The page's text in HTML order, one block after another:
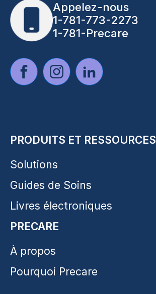
Appelez-nous
1-781-773-2273
1-781-Precare
PRODUITS ET RESSOURCES
Solutions
Guides de Soins
Livres électroniques
PRECARE
À propos
Pourquoi Precare